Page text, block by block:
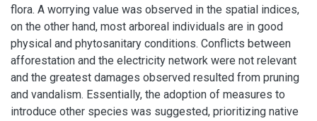
flora. A worrying value was observed in the spatial indices,
on the other hand, most arboreal individuals are in good
physical and phytosanitary conditions. Conflicts between
afforestation and the electricity network were not relevant
and the greatest damages observed resulted from pruning
and vandalism. Essentially, the adoption of measures to
introduce other species was suggested, prioritizing native